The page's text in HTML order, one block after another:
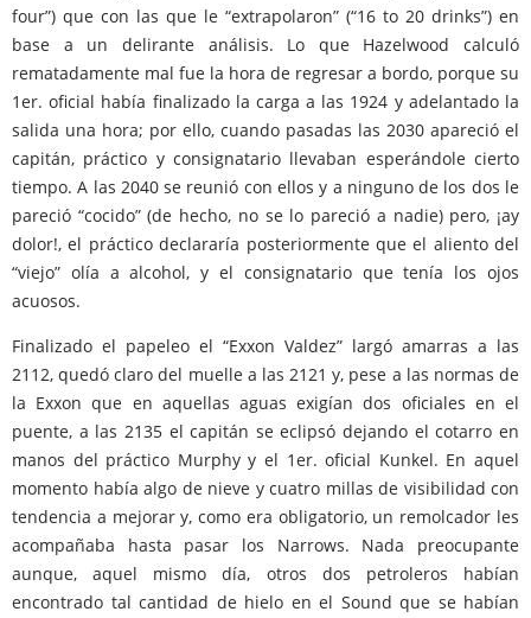
four”) que con las que le “extrapolaron” (“16 to 20 drinks”) en
base a un delirante análisis. Lo que Hazelwood calculó
rematadamente mal fue la hora de regresar a bordo, porque su
1er. oficial había finalizado la carga a las 1924 y adelantado la
salida una hora; por ello, cuando pasadas las 2030 apareció el
capitán, práctico y consignatario llevaban esperándole cierto
tiempo. A las 2040 se reunió con ellos y a ninguno de los dos le
pareció “cocido” (de hecho, no se lo pareció a nadie) pero, ¡ay
dolor!, el práctico declararía posteriormente que el aliento del
“viejo” olía a alcohol, y el consignatario que tenía los ojos
acuosos.
Finalizado el papeleo el “Exxon Valdez” largó amarras a las
2112, quedó claro del muelle a las 2121 y, pese a las normas de
la Exxon que en aquellas aguas exigían dos oficiales en el
puente, a las 2135 el capitán se eclipsó dejando el cotarro en
manos del práctico Murphy y el 1er. oficial Kunkel. En aquel
momento había algo de nieve y cuatro millas de visibilidad con
tendencia a mejorar y, como era obligatorio, un remolcador les
acompañaba hasta pasar los Narrows. Nada preocupante
aunque, aquel mismo día, otros dos petroleros habían
encontrado tal cantidad de hielo en el Sound que se habían